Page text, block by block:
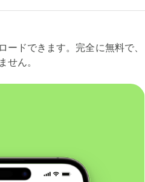
ードできます。完全に無料で、
せん。